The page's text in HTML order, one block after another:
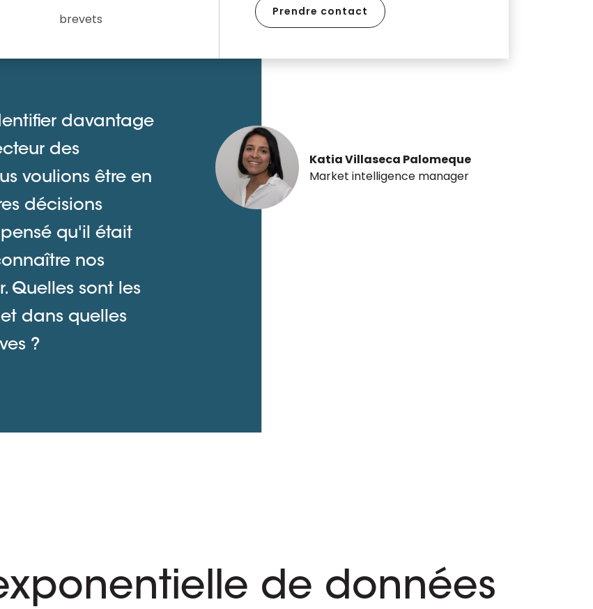
brevets Prendre contact
davantage
des
voulions être en
décisions
pensé qu'il était
nos
Quelles sont les
dans quelles
?
Katia Villaseca Palomeque
Market intelligence manager
de données